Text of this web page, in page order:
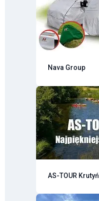
Nava Group
AS-TOUR Krutyń